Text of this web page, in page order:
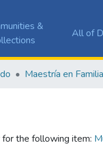
&
All of
Maestría en Familia
the following item: